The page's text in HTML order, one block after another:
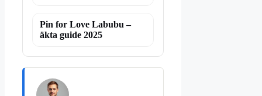
Pin for Love Labubu –
äkta guide 2025